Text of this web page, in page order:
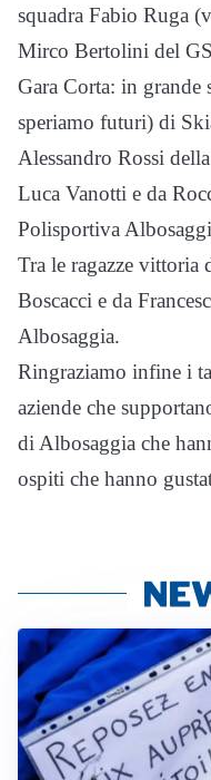
squadra Fabio Ruga
Mirco Bertolini del
Gara Corta: in grande
speriamo futuri) di
Alessandro Rossi
Luca Vanotti e da
Polisportiva
Tra le ragazze vittoria
Boscacci e da
Albosaggia.
Ringraziamo infine i
aziende che
di Albosaggia che
ospiti che hanno